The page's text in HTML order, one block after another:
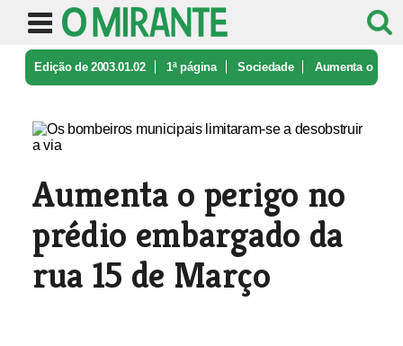
Edição de 2003.01.02 1ª página Sociedade Aumenta o
Aumenta o perigo no
prédio embargado da
rua 15 de Março